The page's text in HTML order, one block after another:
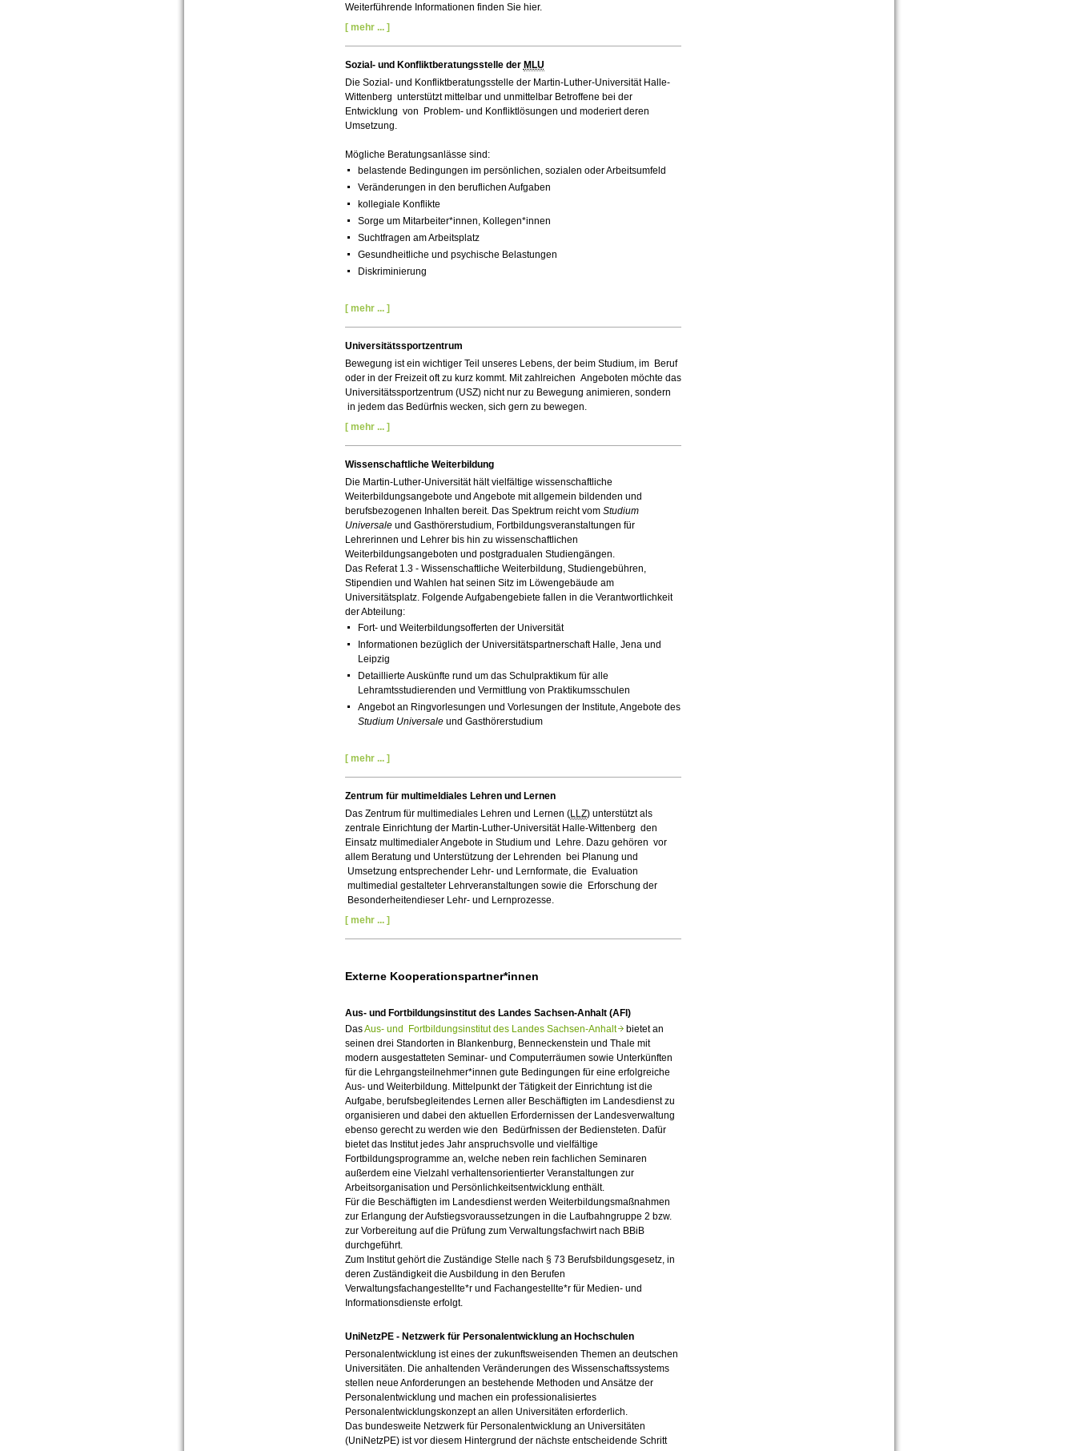
Weiterführende Informationen finden Sie hier.
[ mehr ... ]
Sozial- und Konfliktberatungsstelle der MLU
Die Sozial- und Konfliktberatungsstelle der Martin-Luther-Universität Halle-
Wittenberg unterstützt mittelbar und unmittelbar Betroffene bei der
Entwicklung von Problem- und Konfliktlösungen und moderiert deren
Umsetzung.
Mögliche Beratungsanlässe sind:
belastende Bedingungen im persönlichen, sozialen oder Arbeitsumfeld
Veränderungen in den beruflichen Aufgaben
kollegiale Konflikte
Sorge um Mitarbeiter*innen, Kollegen*innen
Suchtfragen am Arbeitsplatz
Gesundheitliche und psychische Belastungen
Diskriminierung
[ mehr ... ]
Universitätssportzentrum
Bewegung ist ein wichtiger Teil unseres Lebens, der beim Studium, im Beruf
oder in der Freizeit oft zu kurz kommt. Mit zahlreichen Angeboten möchte das
Universitätssportzentrum (USZ) nicht nur zu Bewegung animieren, sondern
in jedem das Bedürfnis wecken, sich gern zu bewegen.
[ mehr ... ]
Wissenschaftliche Weiterbildung
Die Martin-Luther-Universität hält vielfältige wissenschaftliche
Weiterbildungsangebote und Angebote mit allgemein bildenden und
berufsbezogenen Inhalten bereit. Das Spektrum reicht vom Studium
Universaleund Gasthörerstudium, Fortbildungsveranstaltungen für
Lehrerinnen und Lehrer bis hin zu wissenschaftlichen
Weiterbildungsangeboten und postgradualen Studiengängen.
Das Referat 1.3 - Wissenschaftliche Weiterbildung, Studiengebühren,
Stipendien und Wahlen hat seinen Sitz im Löwengebäude am
Universitätsplatz. Folgende Aufgabengebiete fallen in die Verantwortlichkeit
der Abteilung:
Fort- und Weiterbildungsofferten der Universität
Informationen bezüglich der Universitätspartnerschaft Halle, Jena und
Leipzig
Detaillierte Auskünfte rund um das Schulpraktikum für alle
Lehramtsstudierenden und Vermittlung von Praktikumsschulen
Angebot an Ringvorlesungen und Vorlesungen der Institute, Angebote des
Studium Universaleund Gasthörerstudium
[ mehr ... ]
Zentrum für multimeldiales Lehren und Lernen
Das Zentrum für multimediales Lehren und Lernen (LLZ) unterstützt als
zentrale Einrichtung der Martin-Luther-Universität Halle-Wittenberg den
Einsatz multimedialer Angebote in Studium und Lehre. Dazu gehören vor
allem Beratung und Unterstützung der Lehrenden bei Planung und
Umsetzung entsprechender Lehr- und Lernformate, die Evaluation
multimedial gestalteter Lehrveranstaltungen sowie die Erforschung der
Besonderheitendieser Lehr- und Lernprozesse.
[ mehr ... ]
Externe Kooperationspartner*innen
Aus- und Fortbildungsinstitut des Landes Sachsen-Anhalt (AFI)
DasAus- und Fortbildungsinstitut des Landes Sachsen-Anhaltbietet an
seinen drei Standorten in Blankenburg, Benneckenstein und Thale mit
modern ausgestatteten Seminar- und Computerräumen sowie Unterkünften
für die Lehrgangsteilnehmer*innen gute Bedingungen für eine erfolgreiche
Aus- und Weiterbildung. Mittelpunkt der Tätigkeit der Einrichtung ist die
Aufgabe, berufsbegleitendes Lernen aller Beschäftigten im Landesdienst zu
organisieren und dabei den aktuellen Erfordernissen der Landesverwaltung
ebenso gerecht zu werden wie den Bedürfnissen der Bediensteten. Dafür
bietet das Institut jedes Jahr anspruchsvolle und vielfältige
Fortbildungsprogramme an, welche neben rein fachlichen Seminaren
außerdem eine Vielzahl verhaltensorientierter Veranstaltungen zur
Arbeitsorganisation und Persönlichkeitsentwicklung enthält.
Für die Beschäftigten im Landesdienst werden Weiterbildungsmaßnahmen
zur Erlangung der Aufstiegsvoraussetzungen in die Laufbahngruppe 2 bzw.
zur Vorbereitung auf die Prüfung zum Verwaltungsfachwirt nach BBiB
durchgeführt.
Zum Institut gehört die Zuständige Stelle nach § 73 Berufsbildungsgesetz, in
deren Zuständigkeit die Ausbildung in den Berufen
Verwaltungsfachangestellte*r und Fachangestellte*r für Medien- und
Informationsdienste erfolgt.
UniNetzPE - Netzwerk für Personalentwicklung an Hochschulen
Personalentwicklung ist eines der zukunftsweisenden Themen an deutschen
Universitäten. Die anhaltenden Veränderungen des Wissenschaftssystems
stellen neue Anforderungen an bestehende Methoden und Ansätze der
Personalentwicklung und machen ein professionalisiertes
Personalentwicklungskonzept an allen Universitäten erforderlich.
Das bundesweite Netzwerk für Personalentwicklung an Universitäten
(UniNetzPE) ist vor diesem Hintergrund der nächste entscheidende Schritt